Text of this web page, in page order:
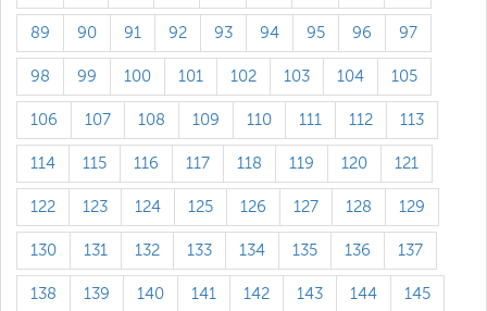
89 90 91 92 93 94 95 96 97
98 99 100 101 102 103 104 105
106 107 108 109 110 111 112 113
114 115 116 117 118 119 120 121
122 123 124 125 126 127 128 129
130 131 132 133 134 135 136 137
138 139 140 141 142 143 144 145